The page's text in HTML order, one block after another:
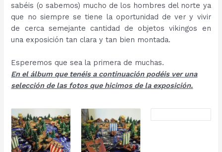
sabéis (o sabemos) mucho de los hombres del norte ya
que no siempre se tiene la oportunidad de ver y vivir
de cerca semejante cantidad de objetos vikingos en
una exposición tan clara y tan bien montada.
Esperemos que sea la primera de muchas.
En el álbum que tenéis a continuación podéis ver una
selección de las fotos que hicimos de la exposición.